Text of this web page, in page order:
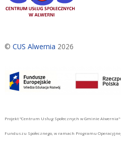
© CUS Alwernia 2026
Projekt "Centrum Usług Społecznych w Gminie
Funduszu Społecznego, w ramach Programu